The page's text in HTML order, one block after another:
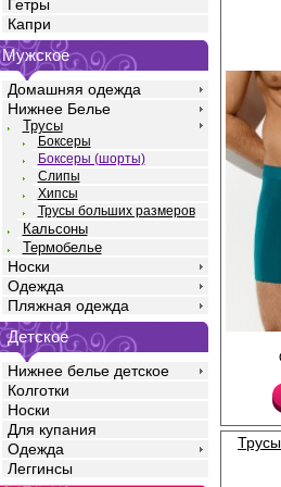
Гетры
Капри
Мужское
Домашняя одежда
Нижнее Белье
Трусы
Боксеры
Боксеры (шорты)
Слипы
Хипсы
Трусы больших размеров
Кальсоны
Термобелье
Носки
Одежда
Пляжная одежда
Детское
Нижнее белье детское
Колготки
Носки
Для купания
Одежда
Леггинсы
силуэта,
бедра, со средней
жаккардовой
логотипом.
хорошо пропускает
оптимальный
антистатическим
выраженный